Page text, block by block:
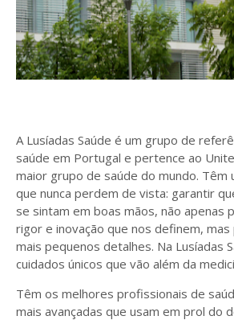
A Lusíadas Saúde é um grupo de
saúde em Portugal e pertence ao
maior grupo de saúde do mundo. Têm
que nunca perdem de vista: garantir
se sintam em boas mãos, não apenas
rigor e inovação que nos definem, mas
mais pequenos detalhes. Na Lusíadas
cuidados únicos que vão além da
Têm os melhores profissionais de
mais avançadas que usam em prol do